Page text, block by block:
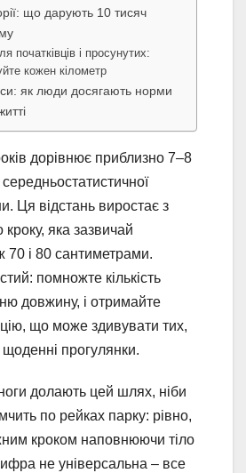
що дарують 10 тисяч
початківців і просунутих:
кожен кілометр
як люди досягають норми
дорівнює приблизно 7–8
Ця відстань виростає з
яка зазвичай
70 і 80 сантиметрами.
помножте кількість
довжину, і отримайте
що може здивувати тих,
прогулянки.
долають цей шлях, ніби
по рейках парку: рівно,
кроком наповнюючи тіло
не універсальна – все